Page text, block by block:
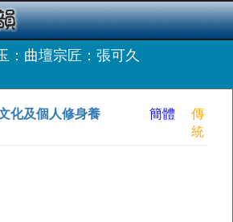
：曲壇宗匠：張可久
化及個人修身養
簡體
傳
統